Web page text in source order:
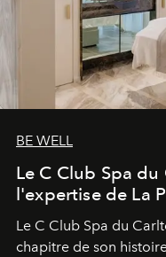
BE WELL
Le C Club Spa
l'expertise de La
Le C Club Spa du
chapitre de son